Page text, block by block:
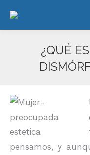
¿QUÉ
pensamos, y